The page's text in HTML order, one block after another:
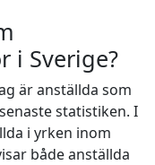
i Sverige?
är anställda som
statistiken. I
i yrken inom
både anställda